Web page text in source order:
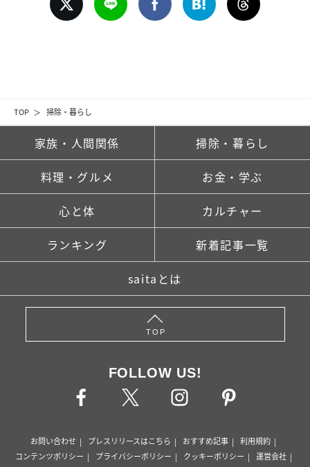
TOP 掃除・暮らし
家族・人間関係 掃除・暮らし
料理・グルメ お金・学ぶ
心と体 カルチャー
ランキング 新着記事一覧
saitaとは
TOP
FOLLOW US!
お問い合わせ プレスリリースはこちら おすすめ記事
利用規約
コンテンツポリシー
プライバシーポリシー クッキーポリシー
運営会社